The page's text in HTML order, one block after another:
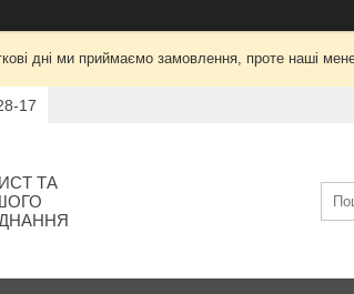
дні ми приймаємо замовлення, проте наші
17
ТА